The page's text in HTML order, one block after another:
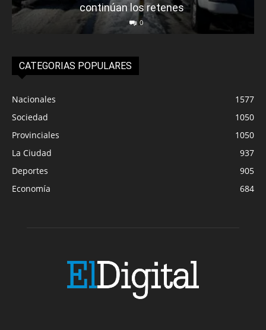
continúan los retenes
0
CATEGORIAS POPULARES
Nacionales
1577
Sociedad
1050
Provinciales
1050
La Ciudad
937
Deportes
905
Economía
684